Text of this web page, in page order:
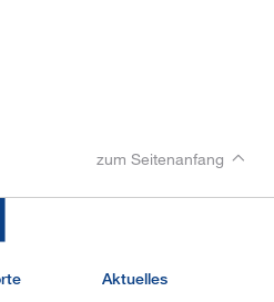
zum Seitenanfang
Aktuelles